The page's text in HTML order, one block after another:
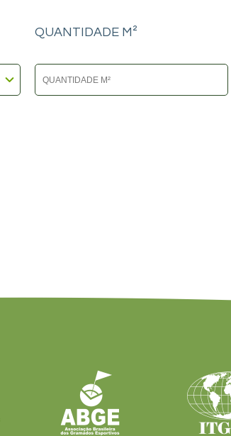
QUANTIDADE M²